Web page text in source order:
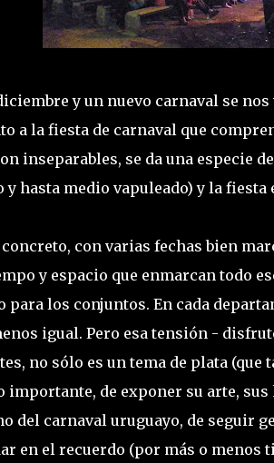
y un nuevo carnaval se
a la fiesta de carnaval que
inseparables, se da una especie
hasta medio vapuleado) y la fiesta
con varias fechas bien
y espacio que enmarcan todo
para los conjuntos. En cada
igual. Pero esa tensión -
no sólo es un tema de plata (que
importante, de exponer su arte,
del carnaval uruguayo, de seguir
en el recuerdo (por más o menos